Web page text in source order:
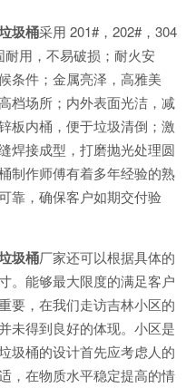
圾桶采用 201#，202#，304
用，不易破损；耐火安
条件；金属亮泽，高雅美
档场所；内外表面光洁，减
板内桶，便于垃圾清倒；激
焊接成型，打磨抛光处理圆
制作师傅有着多年经验的熟
靠，确保客户如期交付验
圾桶厂家还可以根据具体的
。能够最大限度的满足客户
要，在我们走访吉林小区的
未得到良好的体现。小区是
圾桶的设计首先应考虑人的
，在物质水平稳定提高的情